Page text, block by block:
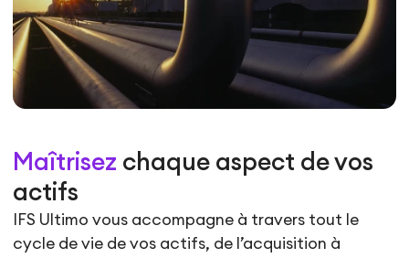
Maîtrisez chaque aspect de vos
actifs
IFS Ultimo vous accompagne à travers tout le
cycle de vie de vos actifs, de l’acquisition à